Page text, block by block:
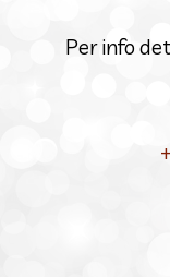
Per info